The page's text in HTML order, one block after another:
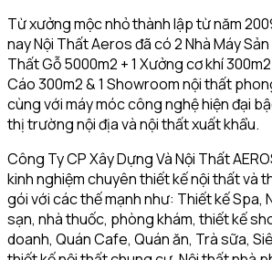
Từ xưởng mộc nhỏ thành lập từ năm
nay Nội Thất Aeros đã có 2 Nhà Máy
Thất Gỗ 5000m2 + 1 Xưởng cơ khí
Cáo 300m2 & 1 Showroom nội thất
cùng với máy móc công nghệ hiện đại
thị trường nội địa và nội thất xuất khẩu.
Công Ty CP Xây Dựng Và Nội Thất
kinh nghiệm chuyên thiết kế nội thất và
gói với các thế mạnh như: Thiết kế Spa,
sạn, nhà thuốc, phòng khám, thiết kế
doanh, Quán Cafe, Quán ăn, Trà sữa,